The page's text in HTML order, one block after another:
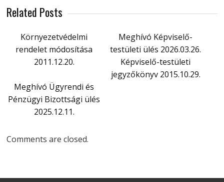
Related Posts
Környezetvédelmi
rendelet módosítása
2011.12.20.
Meghívó Képviselő-
testületi ülés 2026.03.26.
Képviselő-testületi
jegyzőkönyv 2015.10.29.
Meghívó Ügyrendi és
Pénzügyi Bizottsági ülés
2025.12.11.
Comments are closed.